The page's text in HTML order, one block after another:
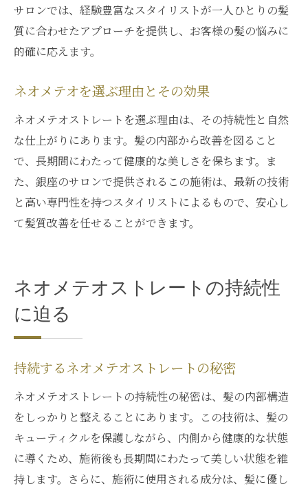
髪への優しさを実感できる施術
ネオメテオの優しさを体験する
髪を守るネオメテオの魅力
髪に優しいネオメテオの実力
自然なツヤを引き出すネオメテオ
ネオメテオで得られる自然な輝き
ツヤのある髪を作るネオメテオ
自然なツヤを実現する技術とは
輝く髪を実現するネオメテオ
サロンでは、経験豊富なスタイリストが一人ひとりの髪
質に合わせたアプローチを提供し、お客様の髪の悩みに
的確に応えます。
ネオメテオを選ぶ理由とその効果
ネオメテオストレートを選ぶ理由は、その持続性と自然
な仕上がりにあります。髪の内部から改善を図ること
で、長期間にわたって健康的な美しさを保ちます。ま
た、銀座のサロンで提供されるこの施術は、最新の技術
と高い専門性を持つスタイリストによるもので、安心し
て髪質改善を任せることができます。
ネオメテオストレートの持続性
に迫る
持続するネオメテオストレートの秘密
ネオメテオストレートの持続性の秘密は、髪の内部構造
をしっかりと整えることにあります。この技術は、髪の
キューティクルを保護しながら、内側から健康的な状態
に導くため、施術後も長期間にわたって美しい状態を維
持します。さらに、施術に使用される成分は、髪に優し